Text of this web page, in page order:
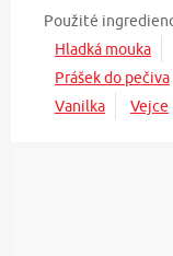
Použité
Hladká mouka
Prášek do pečiva
Vanilka
Vejce